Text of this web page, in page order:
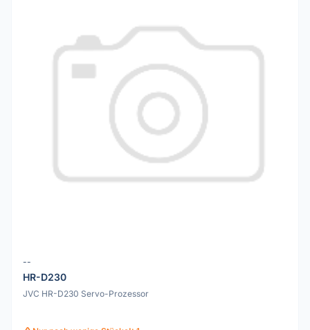
--
HR-D230
JVC HR-D230 Servo-Prozessor